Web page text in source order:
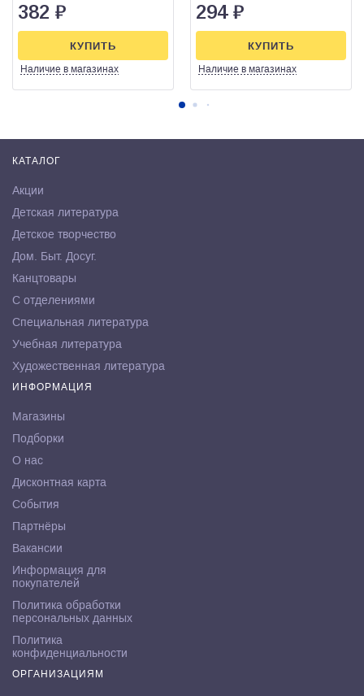
382 ₽
Наличие в магазинах
КУПИТЬ
294 ₽
Наличие в магазинах
КУПИТЬ
КАТАЛОГ
Акции
Детская литература
Детское творчество
Дом. Быт. Досуг.
Канцтовары
С отделениями
Специальная литература
Учебная литература
Художественная литература
ИНФОРМАЦИЯ
Магазины
Подборки
О нас
Дисконтная карта
События
Партнёры
Вакансии
Информация для
покупателей
Политика обработки
персональных данных
Политика
конфиденциальности
ОРГАНИЗАЦИЯМ